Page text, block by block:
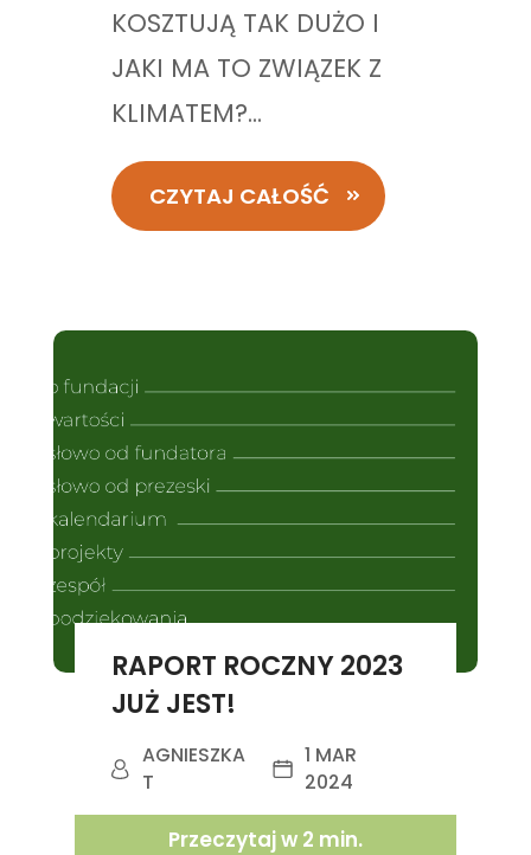
KOSZTUJĄ TAK DUŻO I
JAKI MA TO ZWIĄZEK Z
KLIMATEM?...
CZYTAJ CAŁOŚĆ
RAPORT ROCZNY 2023
JUŻ JEST!
AGNIESZKA
T
1 MAR
2024
Przeczytaj w 2 min.